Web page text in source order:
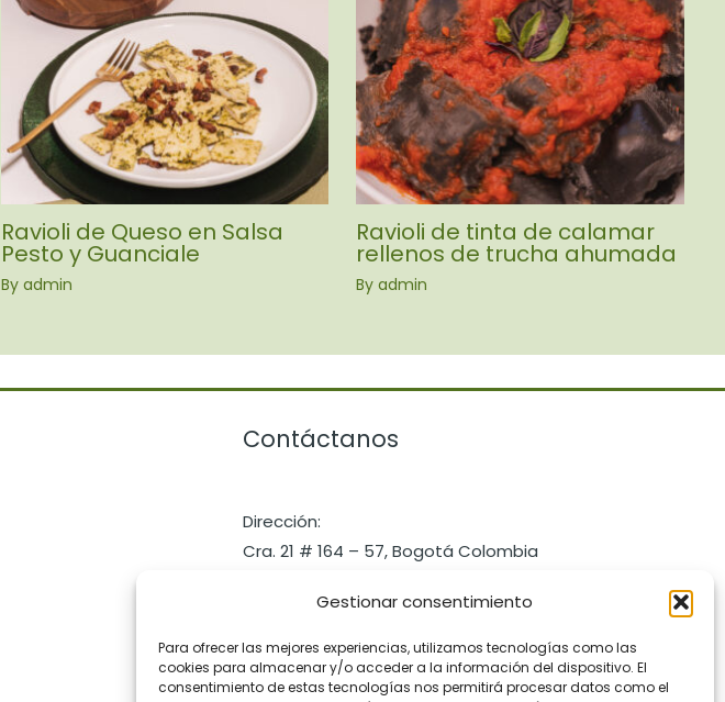
Gestionar consentimiento
Para ofrecer las mejores experiencias, utilizamos tecnologías como las
cookies para almacenar y/o acceder a la información del dispositivo. El
consentimiento de estas tecnologías nos permitirá procesar datos como el
Ravioli de Queso en Salsa
Pesto y Guanciale
By admin
Ravioli de tinta de calamar
rellenos de trucha ahumada
By admin
Contáctanos
Dirección:
Cra. 21 # 164 – 57, Bogotá Colombia
Email: contact@pastaio.co